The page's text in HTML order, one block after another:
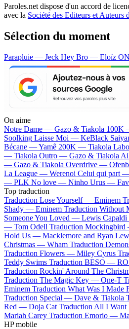
Paroles.net dispose d'un accord de
avec la Société des Editeurs et Auteurs
Sélection du moment
Parapluie — Jeck Hey Bro — Eloïz
On aime
Notre Dame — Gazo & Tiakola 100K
Soolking Laisse Moi — KeBlack
Bécane —Yamê 200K — Tiakola
— Tiakola Outro — Gazo & Tiakola
— Gazo & Tiakola Overdrive —
La League — Werenoi Celui qui part
— PLK No love — Ninho Urus —
Top traduction
Traduction Lose Yourself — Eminem
Shady — Eminem Traduction
Someone You Loved — Lewis Capaldi
— Tom Odell Traduction
Hold Us — Macklemore and Ryan
Christmas — Wham Traduction
Traduction Flowers — Miley Cyrus
Teddy Swims Traduction BESO —
Traduction Rockin' Around The
Traduction The Magic Key — One-T
Eminem Traduction What Was I Made
Traduction Special — Dave & Tiakola
Red — Doja Cat Traduction All I
Mariah Carey Traduction Emorio —
HP mobile